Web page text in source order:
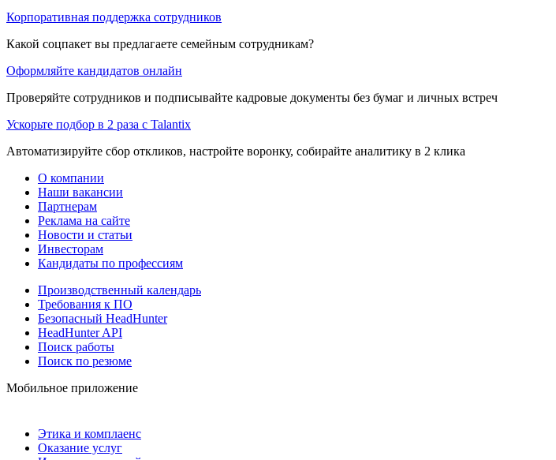
Корпоративная поддержка сотрудников
Какой соцпакет вы предлагаете семейным сотрудникам?
Оформляйте кандидатов онлайн
Проверяйте сотрудников и подписывайте кадровые документы без бумаг и личных встреч
Ускорьте подбор в 2 раза с Talantix
Автоматизируйте сбор откликов, настройте воронку, собирайте аналитику в 2 клика
О компании
Наши вакансии
Партнерам
Реклама на сайте
Новости и статьи
Инвесторам
Кандидаты по профессиям
Производственный календарь
Требования к ПО
Безопасный HeadHunter
HeadHunter API
Поиск работы
Поиск по резюме
Мобильное приложение
Этика и комплаенс
Оказание услуг